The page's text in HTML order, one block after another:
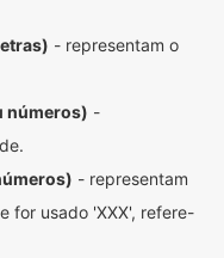
- representam o
números) -
- representam
for usado 'XXX', refere-